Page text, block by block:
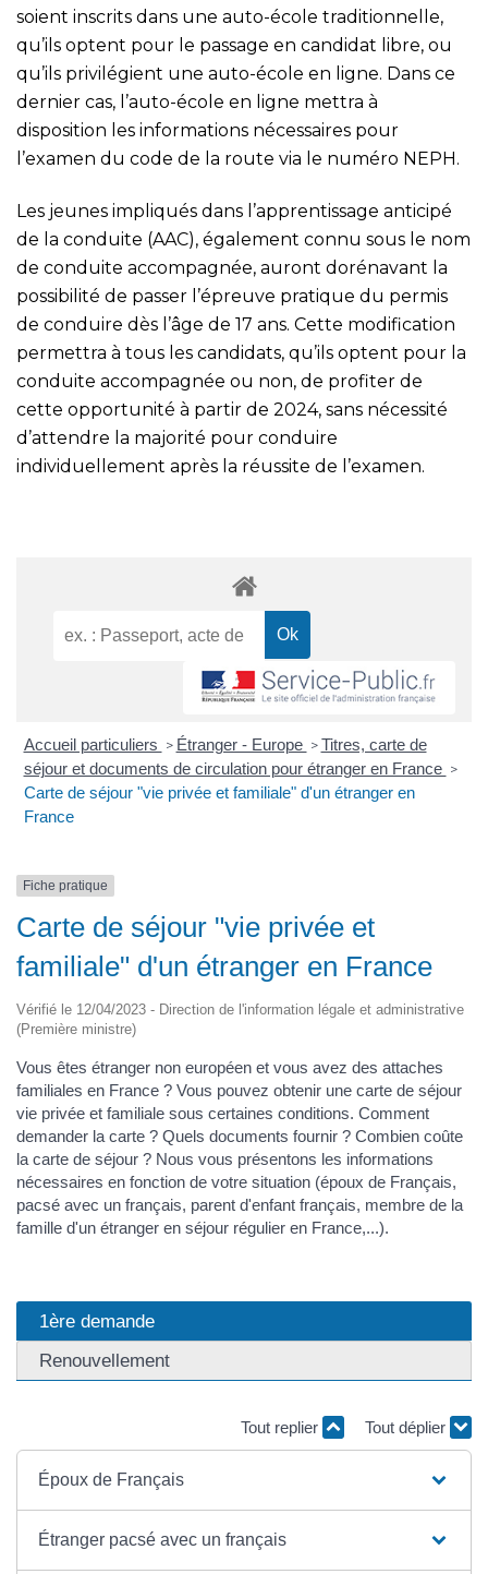
soient inscrits dans une auto-école traditionnelle,
qu’ils optent pour le passage en candidat libre, ou
qu’ils privilégient une auto-école en ligne. Dans ce
dernier cas, l’auto-école en ligne mettra à
disposition les informations nécessaires pour
l’examen du code de la route via le numéro NEPH.
Les jeunes impliqués dans l’apprentissage anticipé
de la conduite (AAC), également connu sous le nom
de conduite accompagnée, auront dorénavant la
possibilité de passer l’épreuve pratique du permis
de conduire dès l’âge de 17 ans. Cette modification
permettra à tous les candidats, qu’ils optent pour la
conduite accompagnée ou non, de profiter de
cette opportunité à partir de 2024, sans nécessité
d’attendre la majorité pour conduire
individuellement après la réussite de l’examen.
Accueil particuliers > Étranger - Europe > Titres, carte de
séjour et documents de circulation pour étranger en France >
Carte de séjour "vie privée et familiale" d'un étranger en
France
Fiche pratique
Carte de séjour "vie privée et
familiale" d'un étranger en France
Vérifié le 12/04/2023 - Direction de l'information légale et administrative
(Première ministre)
Vous êtes étranger non européen et vous avez des attaches
familiales en France ? Vous pouvez obtenir une carte de séjour
vie privée et familiale sous certaines conditions. Comment
demander la carte ? Quels documents fournir ? Combien coûte
la carte de séjour ? Nous vous présentons les informations
nécessaires en fonction de votre situation (époux de Français,
pacsé avec un français, parent d'enfant français, membre de la
famille d'un étranger en séjour régulier en France,...).
1ère demande
Renouvellement
Tout replier Tout déplier
Époux de Français
Étranger pacsé avec un français